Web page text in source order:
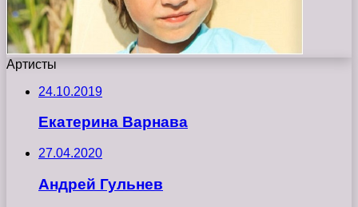
Артисты
24.10.2019
Екатерина Варнава
27.04.2020
Андрей Гульнев